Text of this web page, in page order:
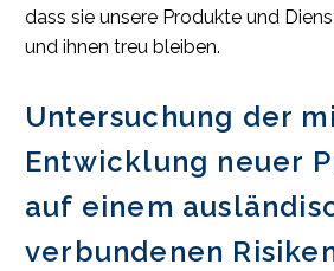
dass sie unsere Produkte und
und ihnen treu bleiben.
Untersuchung der
Entwicklung neuer
auf einem
verbundenen